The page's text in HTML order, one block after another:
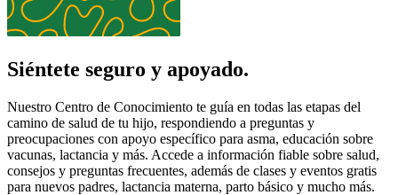
Siéntete seguro y apoyado.
Nuestro Centro de Conocimiento te guía en todas las etapas del
camino de salud de tu hijo, respondiendo a preguntas y
preocupaciones con apoyo específico para asma, educación sobre
vacunas, lactancia y más. Accede a información fiable sobre salud,
consejos y preguntas frecuentes, además de clases y eventos gratis
para nuevos padres, lactancia materna, parto básico y mucho más.